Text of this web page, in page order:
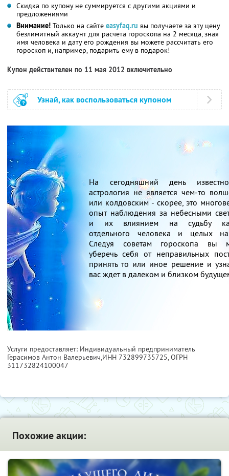
Скидка по купону не суммируется с другими акциями и
предложениями
Внимание! Только на сайте easyfaq.ru вы получаете за эту цену
безлимитный аккаунт для расчета гороскопа на 2 месяца, зная
имя человека и дату его рождения вы можете рассчитать его
гороскоп и, например, подарить ему в подарок!
Купон действителен по 11 мая 2012 включительно
Узнай, как воспользоваться купоном
На сегодняшний день
астрология не является чем-то
или колдовским - скорее, это
опыт наблюдения за небесными
и их влиянием на судьбу
отдельного человека и целых
Следуя советам гороскопа вы
уберечь себя от неправильных
принять то или иное решение и
вас ждет в далеком и близком
Услуги предоставляет: Индивидуальный предприниматель
Герасимов Антон Валерьевич,ИНН 732899735725, ОГРН
311732824100047
Похожие акции: